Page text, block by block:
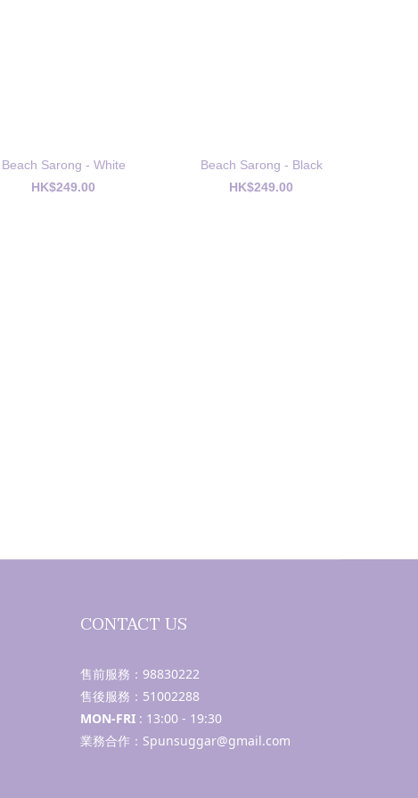
Beach Sarong - White
HK$249.00
Beach Sarong - Black
HK$249.00
CONTACT US
售前服務： 98830222
售後服務： 51002288
MON-FRI : 13:00 - 19:30
業務合作：Spunsuggar@gmail.com